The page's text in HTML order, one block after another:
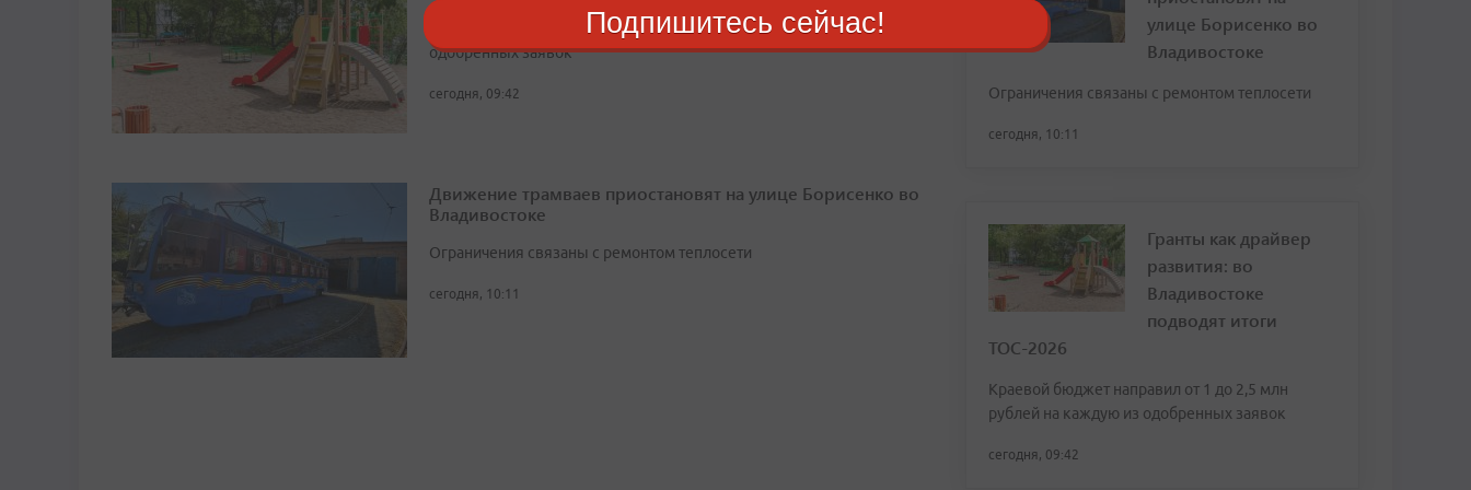
Краевой бюджет направил от 1 до 2,5 млн рублей на каждую из
одобренных заявок
сегодня, 09:42
Движение трамваев приостановят на улице Борисенко во
Владивостоке
Ограничения связаны с ремонтом теплосети
сегодня, 10:11
улице Борисенко во
Владивостоке
Ограничения связаны с ремонтом теплосети
сегодня, 10:11
Гранты как драйвер
развития: во
Владивостоке
подводят итоги
ТОС-2026
Краевой бюджет направил от 1 до 2,5 млн
рублей на каждую из одобренных заявок
сегодня, 09:42
Подпишитесь сейчас!